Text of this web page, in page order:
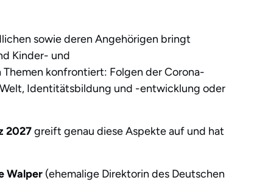
sowie deren Angehörigen bringt
Kinder- und
konfrontiert: Folgen der Corona-
Identitätsbildung und -entwicklung oder
2027greift genau diese Aspekte auf und hat
Walper (ehemalige Direktorin des Deutschen